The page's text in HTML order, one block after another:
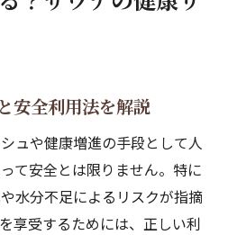
安全利用法を解説
ュや健康増進の手段として人
て安全とは限りません。特に
水分不足によるリスクが指摘
享受するためには、正しい利